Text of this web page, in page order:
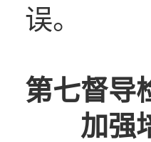
误。
第七督导
加强培